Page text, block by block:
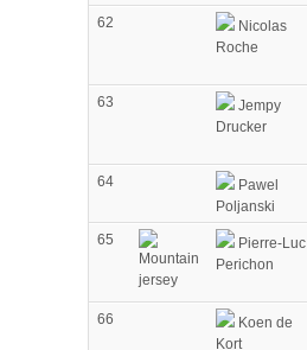
62
Nicolas
Roche
63
Jempy
Drucker
64
Pawel
Poljanski
65
Pierre-Luc
Perichon
66
Koen de
Kort